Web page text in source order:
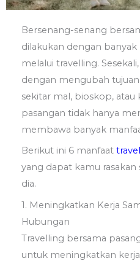
Bersenang-senang
dilakukan dengan banyak
melalui travelling.
dengan mengubah tujuan
sekitar mal, bioskop, atau
pasangan tidak hanya
membawa banyak
Berikut ini 6 manfaat
yang dapat kamu
dia.
1. Meningkatkan Kerja
Hubungan
Travelling bersama
untuk meningkatkan